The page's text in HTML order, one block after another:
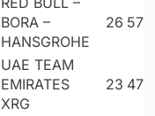
BORA –
HANSGROHE
26 5717
UAE TEAM
EMIRATES
XRG
23